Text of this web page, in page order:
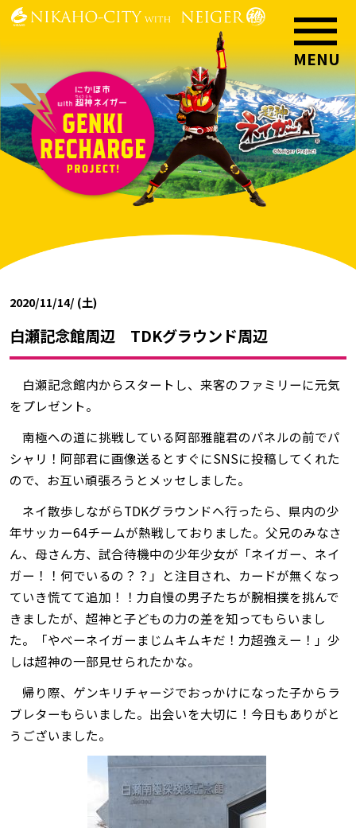
2020/11/14/ (土)
白瀬記念館周辺 TDKグラウンド周辺
白瀬記念館内からスタートし、来客のファミリーに元気
をプレゼント。
南極への道に挑戦している阿部雅龍君のパネルの前でパ
シャリ！阿部君に画像送るとすぐにSNSに投稿してくれた
ので、お互い頑張ろうとメッセしました。
ネイ散歩しながらTDKグラウンドへ行ったら、県内の少
年サッカー64チームが熱戦しておりました。父兄のみなさ
ん、母さん方、試合待機中の少年少女が「ネイガー、ネイ
ガー！！何でいるの？？」と注目され、カードが無くなっ
ていき慌てて追加！！力自慢の男子たちが腕相撲を挑んで
きましたが、超神と子どもの力の差を知ってもらいまし
た。「やべーネイガーまじムキムキだ！力超強えー！」少
しは超神の一部見せられたかな。
帰り際、ゲンキリチャージでおっかけになった子からラ
ブレターもらいました。出会いを大切に！今日もありがと
うございました。